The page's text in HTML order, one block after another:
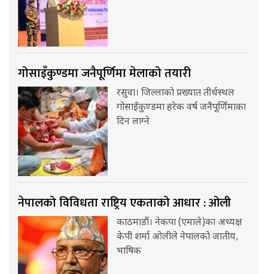
गोसाइँकुण्डमा जनैपूर्णिमा मेलाको तयारी
रसुवा। जिल्लाको प्रख्यात तीर्थस्थल
गोसाइँकुण्डमा हरेक वर्ष जनैपूर्णिमाका
दिन लाग्ने
नेपालको विविधता राष्ट्रिय एकताको आधार : ओली
काठमाडौं। नेकपा (एमाले)का अध्यक्ष
केपी शर्मा ओलीले नेपालको जातीय,
भाषिक